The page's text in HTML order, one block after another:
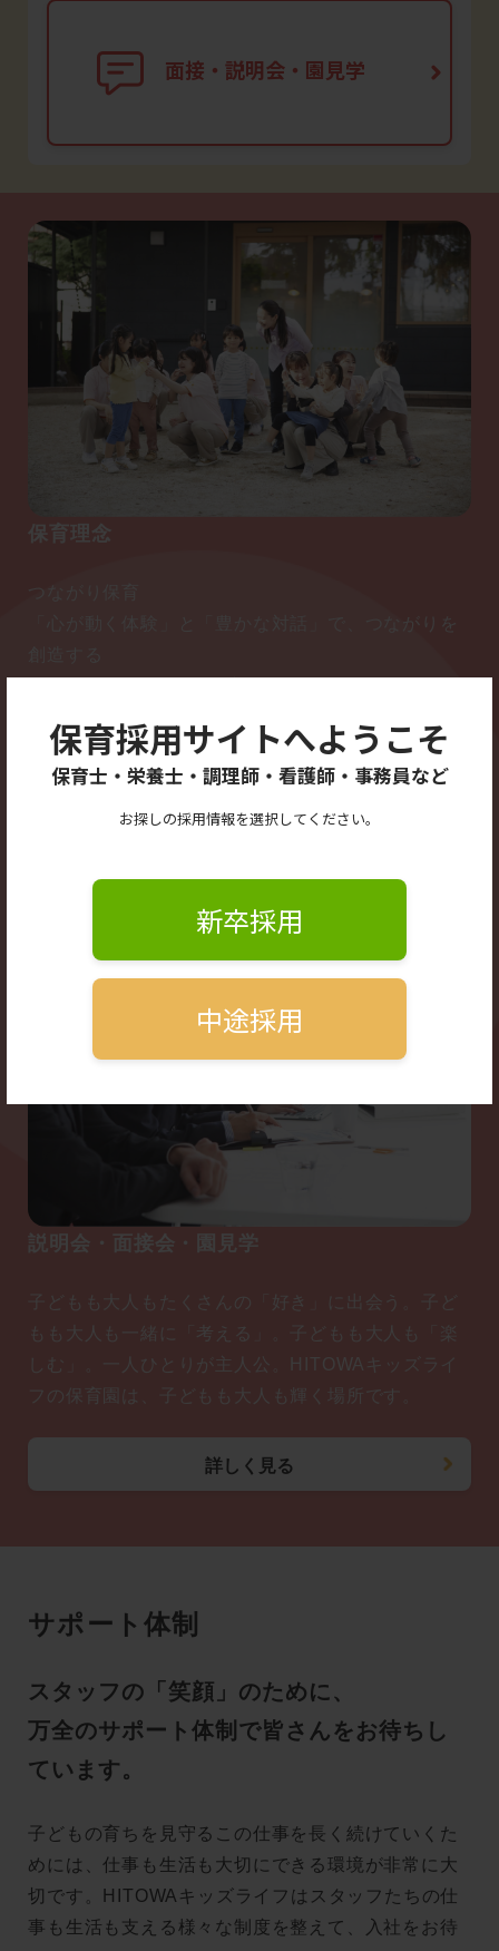
保育採用サイトへようこそ
保育士・栄養士・調理師・看護師・事務員など
お探しの採用情報を選択してください。
新卒採用
中途採用
保育理念
つながり保育
「心が動く体験」と「豊かな対話」で、つながりを
●地域とつながる：「市民」になる
●スタッフ同士つながる：「チーム」になる
説明会・面接会・園見学
子どもも大人もたくさんの「好き」に出会う。子ど
もも大人も一緒に「考える」。子どもも大人も「楽
しむ」。一人ひとりが主人公。HITOWAキッズライ
フの保育園は、子どもも大人も輝く場所です。
詳しく見る
サポート体制
スタッフの「笑顔」のために、
万全のサポート体制で皆さんをお待ちし
ています。
子どもの育ちを見守るこの仕事を長く続けていくた
めには、仕事も生活も大切にできる環境が非常に大
切です。HITOWAキッズライフはスタッフたちの仕
事も生活も支える様々な制度を整えて、入社をお待